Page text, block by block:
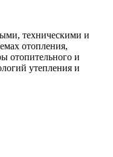
техническими и
отопления,
отопительного и
утепления и